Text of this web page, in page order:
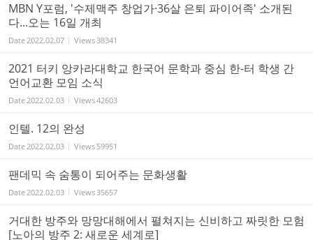
MBN Y포럼, '수제맥주 창업가·36살 은퇴 파이어족' 소개된
다...오는 16일 개최
Date2022.02.07 Views38341
2021 터키 앙카라대학교 한국어 문학과 중심 한-터 학생 간
언어교환 모임 소식
Date2022.02.03 Views42603
인텔. 12의 완성
Date2022.02.03 Views 59951
팬데믹 속 숨통이 되어주는 문화생활
Date2022.02.03 Views35657
거대한 방주와 망망대해에서 펼쳐지는 신비하고 짜릿한 모험
[노아의 방주 2: 새로운 세계로]